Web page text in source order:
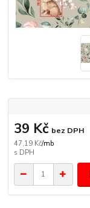
47,19 Kč/mb
39 Kč bez DPH